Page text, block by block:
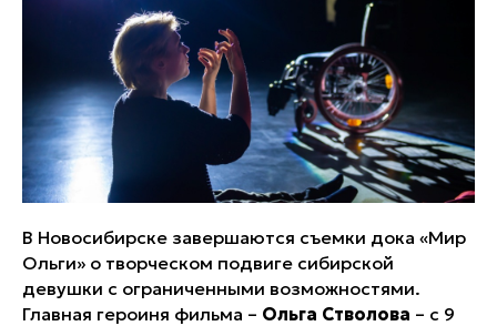
В Новосибирске завершаются съемки дока «Мир
Ольги» о творческом подвиге сибирской
девушки с ограниченными возможностями.
Главная героиня фильма – Ольга Стволова – с 9